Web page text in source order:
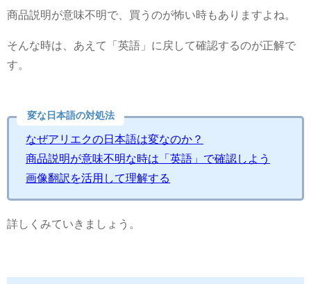
商品説明が意味不明で、買うのが怖い時もありますよね。
そんな時は、あえて「英語」に戻して確認するのが正解で
す。
変な日本語の対処法
なぜアリエクの日本語は変なのか？
商品説明が意味不明な時は「英語」で確認しよう
画像翻訳を活用して理解する
詳しくみていきましょう。